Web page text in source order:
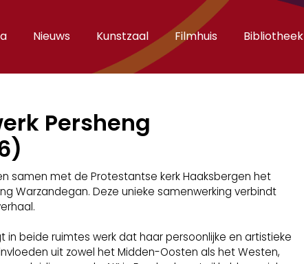
Nieuws Kunstzaal Filmhuis Bibliotheek
Persheng
samen met de Protestantse kerk Haaksbergen het
Warzandegan. Deze unieke samenwerking verbindt
beide ruimtes werk dat haar persoonlijke en artistieke
uit zowel het Midden-Oosten als het Westen,